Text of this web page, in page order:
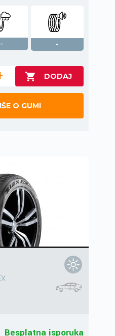
-
-
O GUMI
Besplatna isporuka